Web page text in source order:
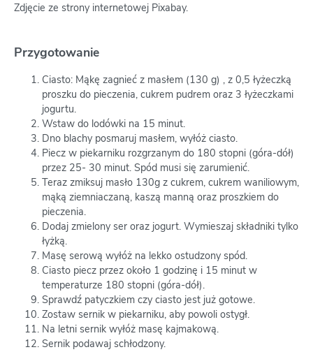
Zdjęcie ze strony internetowej Pixabay.
Przygotowanie
Ciasto: Mąkę zagnieć z masłem (130 g) , z 0,5 łyżeczką
proszku do pieczenia, cukrem pudrem oraz 3 łyżeczkami
jogurtu.
Wstaw do lodówki na 15 minut.
Dno blachy posmaruj masłem, wyłóż ciasto.
Piecz w piekarniku rozgrzanym do 180 stopni (góra-dół)
przez 25- 30 minut. Spód musi się zarumienić.
Teraz zmiksuj masło 130g z cukrem, cukrem waniliowym,
mąką ziemniaczaną, kaszą manną oraz proszkiem do
pieczenia.
Dodaj zmielony ser oraz jogurt. Wymieszaj składniki tylko
łyżką.
Masę serową wyłóż na lekko ostudzony spód.
Ciasto piecz przez około 1 godzinę i 15 minut w
temperaturze 180 stopni (góra-dół).
Sprawdź patyczkiem czy ciasto jest już gotowe.
Zostaw sernik w piekarniku, aby powoli ostygł.
Na letni sernik wyłóż masę kajmakową.
Sernik podawaj schłodzony.